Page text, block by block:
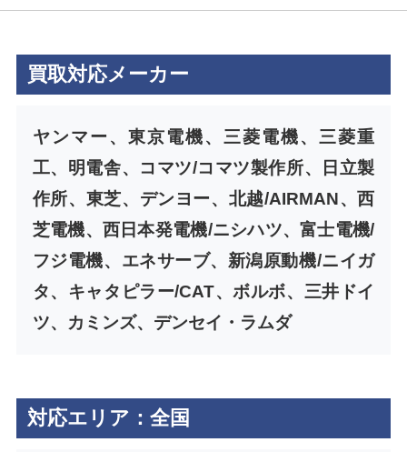
買取対応メーカー
ヤンマー、東京電機、三菱電機、三菱重
工、明電舎、コマツ/コマツ製作所、日立製
作所、東芝、デンヨー、北越/AIRMAN、西
芝電機、西日本発電機/ニシハツ、富士電機/
フジ電機、エネサーブ、新潟原動機/ニイガ
タ、キャタピラー/CAT、ボルボ、三井ドイ
ツ、カミンズ、デンセイ・ラムダ
対応エリア：全国